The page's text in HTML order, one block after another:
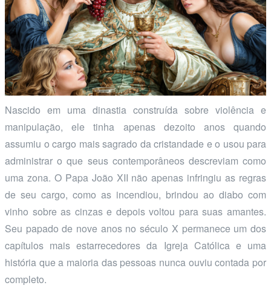
Nascido em uma dinastia construída sobre violência e
manipulação, ele tinha apenas dezoito anos quando
assumiu o cargo mais sagrado da cristandade e o usou para
administrar o que seus contemporâneos descreviam como
uma zona. O Papa João XII não apenas infringiu as regras
de seu cargo, como as incendiou, brindou ao diabo com
vinho sobre as cinzas e depois voltou para suas amantes.
Seu papado de nove anos no século X permanece um dos
capítulos mais estarrecedores da Igreja Católica e uma
história que a maioria das pessoas nunca ouviu contada por
completo.